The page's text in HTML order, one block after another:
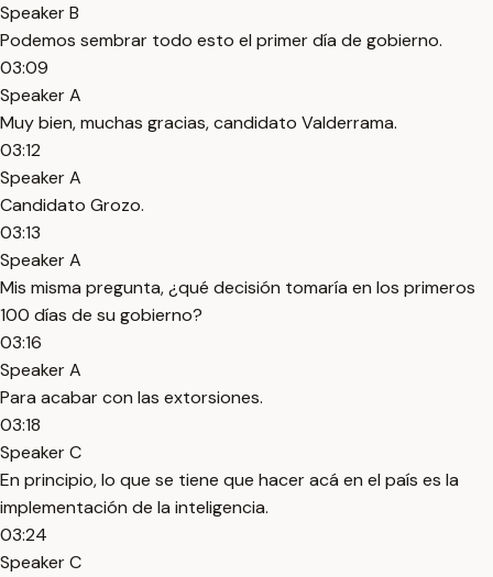
Speaker B
Podemos sembrar todo esto el primer día de gobierno.
03:09
Speaker A
Muy bien, muchas gracias, candidato Valderrama.
03:12
Speaker A
Candidato Grozo.
03:13
Speaker A
Mis misma pregunta, ¿qué decisión tomaría en los primeros
100 días de su gobierno?
03:16
Speaker A
Para acabar con las extorsiones.
03:18
Speaker C
En principio, lo que se tiene que hacer acá en el país es la
implementación de la inteligencia.
03:24
Speaker C